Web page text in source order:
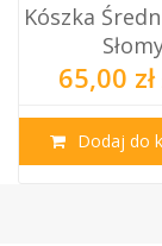
Kószka
65,00 zł
Dodaj do